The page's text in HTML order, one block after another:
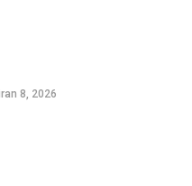
Yapılan
8, 2026